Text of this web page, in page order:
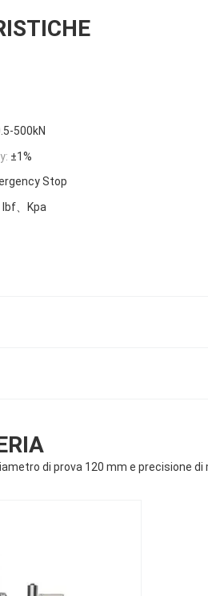
500kN
±1%
Stop
lbf、Kpa
di prova 120 mm e precisione